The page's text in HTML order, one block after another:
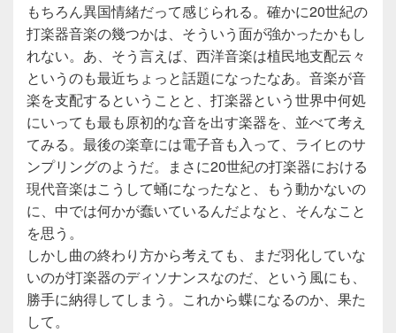
もちろん異国情緒だって感じられる。確かに20世紀の
打楽器音楽の幾つかは、そういう面が強かったかもし
れない。あ、そう言えば、西洋音楽は植民地支配云々
というのも最近ちょっと話題になったなあ。音楽が音
楽を支配するということと、打楽器という世界中何処
にいっても最も原初的な音を出す楽器を、並べて考え
てみる。最後の楽章には電子音も入って、ライヒのサ
ンプリングのようだ。まさに20世紀の打楽器における
現代音楽はこうして蛹になったなと、もう動かないの
に、中では何かが蠢いているんだよなと、そんなこと
を思う。
しかし曲の終わり方から考えても、まだ羽化していな
いのが打楽器のディソナンスなのだ、という風にも、
勝手に納得してしまう。これから蝶になるのか、果た
して。